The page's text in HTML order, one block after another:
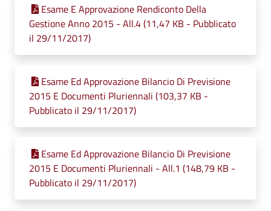
Esame E Approvazione Rendiconto Della
Gestione Anno 2015 - All.4 (11,47 KB - Pubblicato
il 29/11/2017)
Esame Ed Approvazione Bilancio Di Previsione
2015 E Documenti Pluriennali (103,37 KB -
Pubblicato il 29/11/2017)
Esame Ed Approvazione Bilancio Di Previsione
2015 E Documenti Pluriennali - All.1 (148,79 KB -
Pubblicato il 29/11/2017)